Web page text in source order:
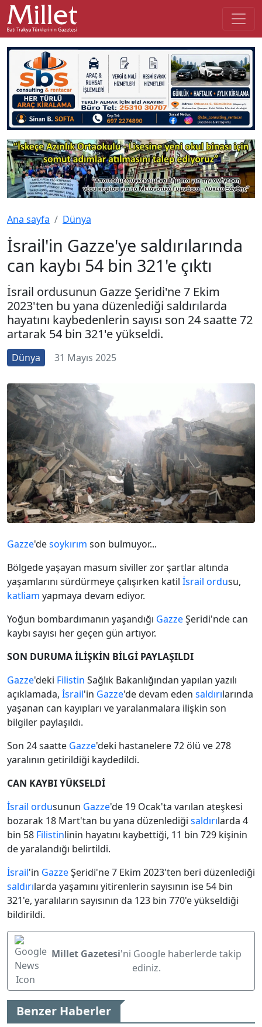
Ana sayfa Dünya
İsrail'in Gazze'ye saldırılarında
can kaybı 54 bin 321'e çıktı
İsrail ordusunun Gazze Şeridi'ne 7 Ekim
2023'ten bu yana düzenlediği saldırılarda
hayatını kaybedenlerin sayısı son 24 saatte 72
artarak 54 bin 321'e yükseldi.
Dünya 31 Mayıs 2025
Gazze'desoykırım son bulmuyor...
Bölgede yaşayan masum siviller zor şartlar altında
yaşamlarını sürdürmeye çalışırken katil İsrail ordusu,
katliam yapmaya devam ediyor.
Yoğun bombardımanın yaşandığı GazzeŞeridi'nde can
kaybı sayısı her geçen gün artıyor.
SON DURUMA İLİŞKİN BİLGİ PAYLAŞILDI
Gazze'deki Filistin Sağlık Bakanlığından yapılan yazılı
açıklamada, İsrail'in Gazze'de devam eden saldırılarında
yaşanan can kayıpları ve yaralanmalara ilişkin son
bilgiler paylaşıldı.
Son 24 saatte Gazze'deki hastanelere 72 ölü ve 278
yaralının getirildiği kaydedildi.
CAN KAYBI YÜKSELDİ
İsrail ordusunun Gazze'de 19 Ocak'ta varılan ateşkesi
bozarak 18 Mart'tan bu yana düzenlediği saldırılarda 4
bin 58 Filistinlinin hayatını kaybettiği, 11 bin 729 kişinin
de yaralandığı belirtildi.
İsrail'in GazzeŞeridi'ne 7 Ekim 2023'ten beri düzenlediği
saldırılarda yaşamını yitirenlerin sayısının ise 54 bin
321'e, yaralıların sayısının da 123 bin 770'e yükseldiği
bildirildi.
Millet Gazetesi'ni Google haberlerde takip
ediniz.
Benzer Haberler